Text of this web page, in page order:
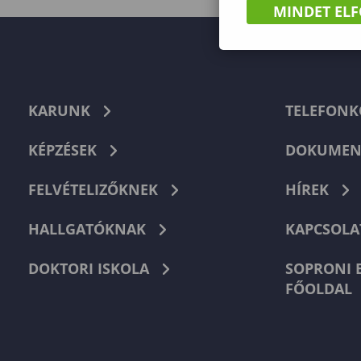
KARUNK
KÉPZÉSEK
FELVÉTELIZŐKNEK
HALLGATÓKNAK
DOKTORI ISKOLA
HÍREK
SOPRONI
FŐOLDAL
MINDET